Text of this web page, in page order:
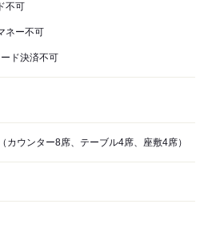
不可
ネー不可
ド決済不可
カウンター8席、テーブル4席、座敷4席）